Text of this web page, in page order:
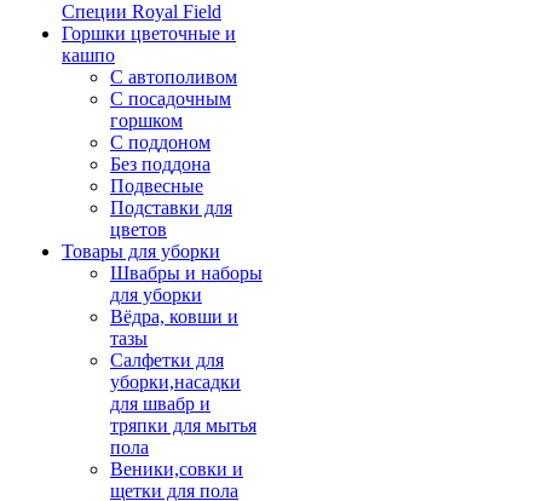
Специи Royal Field
Горшки цветочные и
кашпо
С автополивом
С посадочным
горшком
С поддоном
Без поддона
Подвесные
Подставки для
цветов
Товары для уборки
Швабры и наборы
для уборки
Вёдра, ковши и
тазы
Салфетки для
уборки,насадки
для швабр и
тряпки для мытья
пола
Веники,совки и
щетки для пола